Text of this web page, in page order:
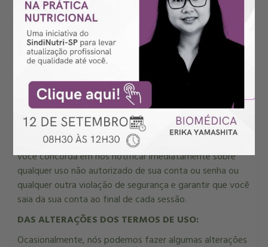
que possa ocorrer com você e que esteja ligado a sua
utilização de nossos serviços, benefícios e outras
atividades gratuitas ou remuneradas, bem como não
somos responsáveis pela perda ou dano que possa
ocorrer como resultado de alguém usar sua senha ou
conta, com ou sem o seu conhecimento.
Você também é totalmente responsável por todas as
atividades que ocorrem através do uso de sua conta e
senha, bem como através do uso de sua máquina de
acesso (celular, notebook, PC e outros). Deste modo,
você concorda em nos notificar imediatamente sobre
qualquer uso não autorizado de sua conta ou senha ou
qualquer outra violação de segurança e garantir que você
saia da sua conta ao final de cada sessão.
DAS ALTERAÇÕES DOS TERMOS DE USO:
Ocasionalmente, nós podemos fazer algumas alterações